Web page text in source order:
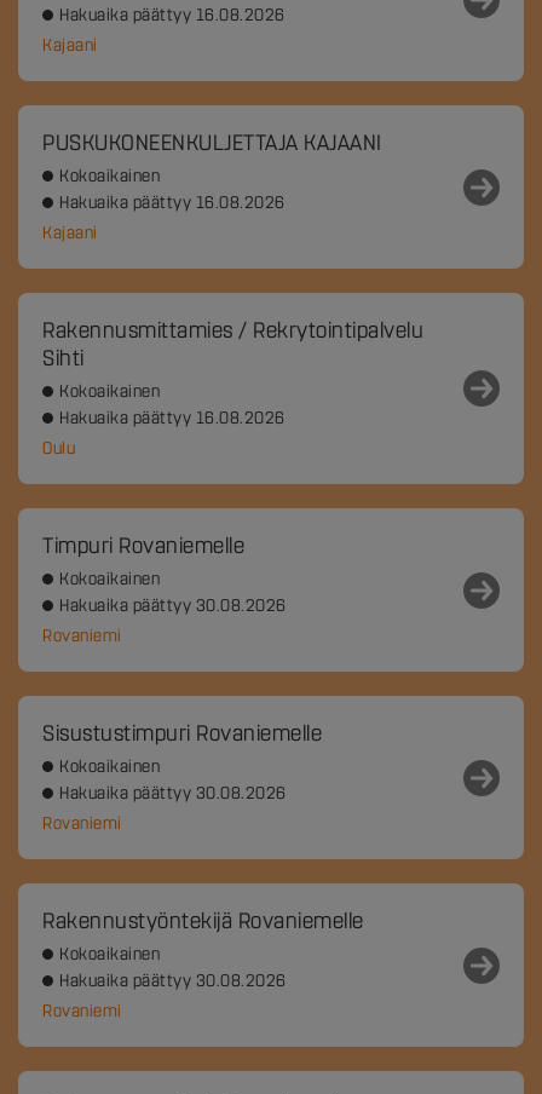
Hakuaika päättyy 16.08.2026
Kajaani
PUSKUKONEENKULJETTAJA KAJAANI
Kokoaikainen
Hakuaika päättyy 16.08.2026
Kajaani
Rakennusmittamies / Rekrytointipalvelu
Sihti
Kokoaikainen
Hakuaika päättyy 16.08.2026
Oulu
Timpuri Rovaniemelle
Kokoaikainen
Hakuaika päättyy 30.08.2026
Rovaniemi
Sisustustimpuri Rovaniemelle
Kokoaikainen
Hakuaika päättyy 30.08.2026
Rovaniemi
Rakennustyöntekijä Rovaniemelle
Kokoaikainen
Hakuaika päättyy 30.08.2026
Rovaniemi